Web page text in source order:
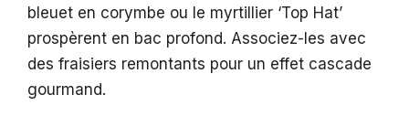
bleuet en corymbe ou le myrtillier ‘Top Hat’
prospèrent en bac profond. Associez-les avec
des fraisiers remontants pour un effet cascade
gourmand.